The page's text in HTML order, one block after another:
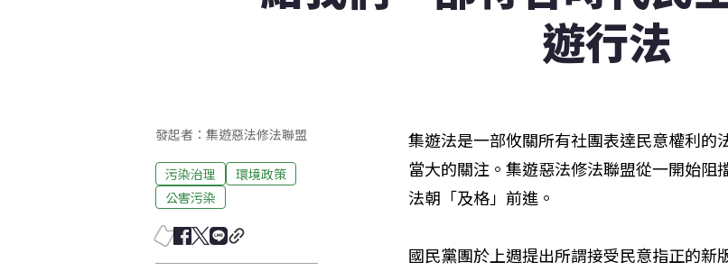
遊行法
發起者：集遊惡法修法聯盟
污染治理
環境政策
公害污染
集遊法是一部攸關所有社團表達民意權利
當大的關注。集遊惡法修法聯盟從一開始
法朝「及格」前進。
國民黨團於上週提出所謂接受民意指正的新